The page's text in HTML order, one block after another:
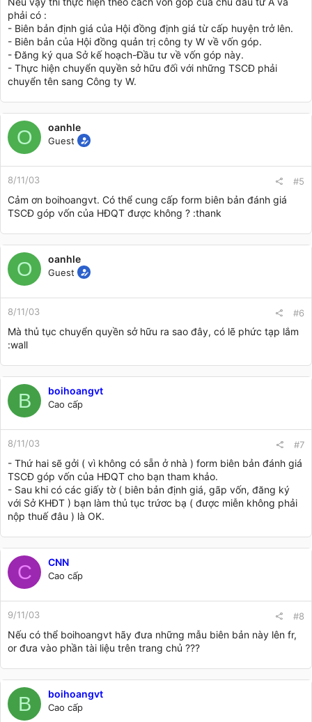
phải có :
- Biên bản định giá của Hội đồng định giá từ cấp huyện trở lên.
- Biên bản của Hội đồng quản trị công ty W về vốn góp.
- Đăng ký qua Sở kế hoạch-Đầu tư về vốn góp này.
- Thực hiện chuyển quyền sở hữu đối với những TSCĐ phải
chuyển tên sang Công ty W.
O oanhle
Guest
8/11/03 #5
Cảm ơn boihoangvt. Có thể cung cấp form biên bản đánh giá
TSCĐ góp vốn của HĐQT được không ? :thank
O oanhle
Guest
8/11/03 #6
Mà thủ tục chuyển quyền sở hữu ra sao đây, có lẽ phức tạp lắm
:wall
B boihoangvt
Cao cấp
8/11/03 #7
- Thứ hai sẽ gởi ( vì không có sẵn ở nhà )­ form biên bản đánh giá
TSCĐ góp vốn của HĐQT cho bạn tham khảo.
- Sau khi có các giấy tờ ( biên bản định giá, gãp vốn, đăng ký
với Sở KHĐT ) bạn làm thủ tục trứơc bạ ( được miễn không phải
nộp thuế đâu ) là OK.
C CNN
Cao cấp
9/11/03 #8
Nếu có thể boihoangvt hãy đưa những mẫu biên bản này lên fr,
or đưa vào phần tài liệu trên trang chủ ???
B boihoangvt
Cao cấp